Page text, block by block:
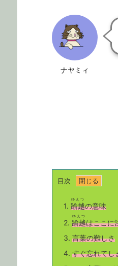
ナヤミィ
目次
1. 踰越
ゆえつ
の意味
2. 踰越
ゆえつ
はここに
3. 言葉の難しさ
4. すぐ忘れてし